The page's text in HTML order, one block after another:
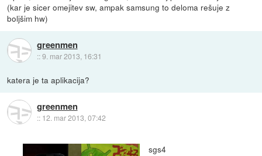
(kar je sicer omejitev sw, ampak samsung to deloma rešuje z
boljšim hw)
greenmen
::9. mar 2013, 16:31
katera je ta aplikacija?
greenmen
:: 12. mar 2013, 07:42
sgs4